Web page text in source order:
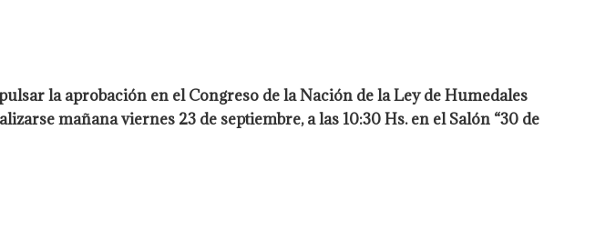
la aprobación en el Congreso de la Nación de la Ley de Humedales
mañana viernes 23 de septiembre, a las 10:30 Hs. en el Salón “30 de